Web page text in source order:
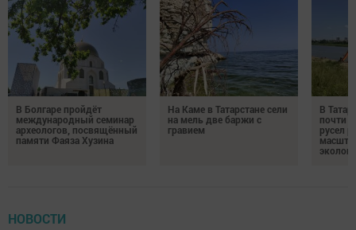
В Болгаре пройдёт
международный семинар
археологов, посвящённый
памяти Фаяза Хузина
На Каме в Татарстане сели
на мель две баржи с
гравием
В
почти
русел
НОВОСТИ